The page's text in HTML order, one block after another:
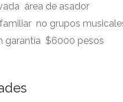
área de asador
no grupos
garantía $6000 pesos